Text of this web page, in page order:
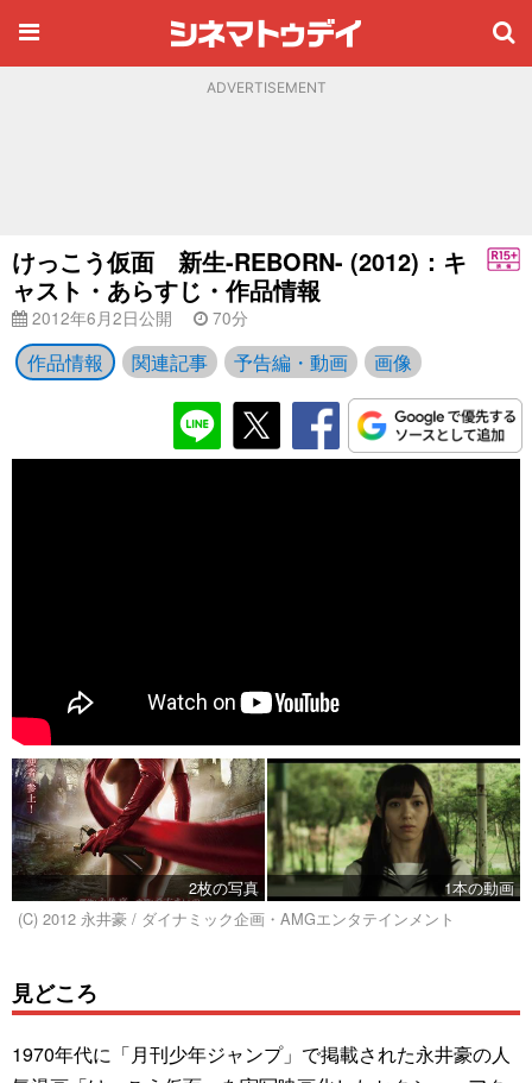
ADVERTISEMENT
けっこう仮面 新生-REBORN- (2012)：キ
ャスト・あらすじ・作品情報
2012年6月2日公開 70分
作品情報 関連記事 予告編・動画 画像
2枚の写真
1本の動画
(C) 2012 永井豪 / ダイナミック企画・AMGエンタテインメント
見どころ
1970年代に「月刊少年ジャンプ」で掲載された永井豪の人